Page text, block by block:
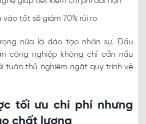
vào tốt sẽ giảm 70% rủi ro
nữa là đào tạo nhân sự. Đầu
công nghiệp không chỉ cần nấu
tuân thủ nghiêm ngặt quy trình vệ
tối ưu chi phí nhưng
chất lượng